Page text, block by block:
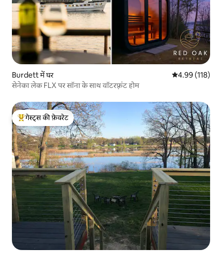
Burdett में घर औसत रेटिंग 5 में से
4.99 (118)
सेनेका लेक FLX पर सॉना के साथ वॉटरफ़्रंट होम
गेस्ट्स का टॉप फ़ेवरेट
गेस्ट्स की फ़ेवरेट